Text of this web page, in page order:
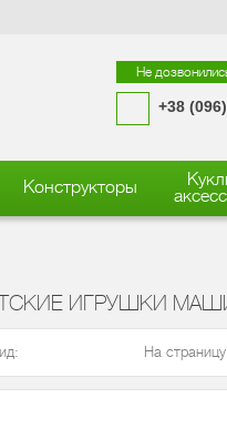
Не
+38
Конструкторы
ИГРУШКИ
На